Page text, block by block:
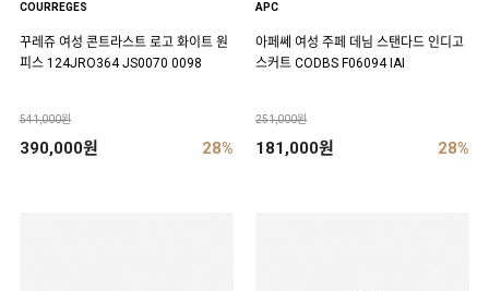
COURREGES
꾸레쥬 여성 콘트라스트 로고 화이트 원
피스 124JRO364 JS0070 0098
541,000원
390,000원 28%
APC
아페쎄 여성 주페 데님 스탠다드 인디고
스커트 CODBS F06094 IAI
251,000원
181,000원 28%